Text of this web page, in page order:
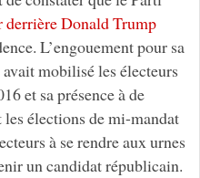
derrière Donald Trump
L’engouement pour sa
mobilisé les électeurs
et sa présence à de
élections de mi-mandat
à se rendre aux urnes
un candidat républicain.